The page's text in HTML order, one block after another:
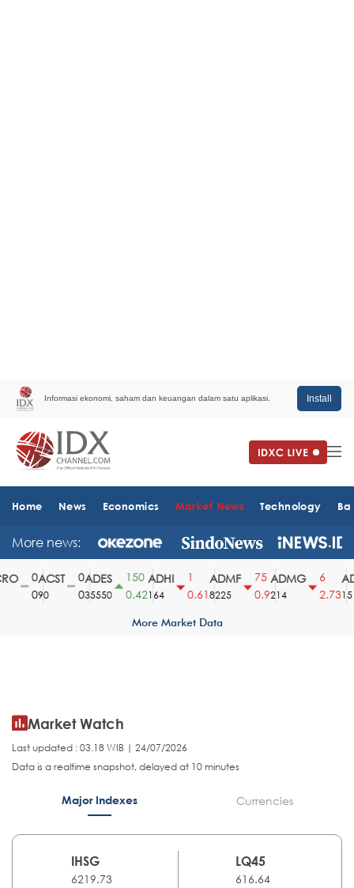
Informasi ekonomi, saham dan keuangan dalam satu aplikasi. Install
Home News Economics Market News Technology
More news:
ACST
90
ADES
35550
150
0.42
ADHI
164
0.61
ADMF
8225
75
0.9
ADMG
214
2.731510
More Market Data
Market Watch
Last updated : 03.18 WIB | 24/07/2026
Data is a realtime snapshot, delayed at 10 minutes
Major Indexes Currencies
IHSG
6219.73
LQ45
616.64